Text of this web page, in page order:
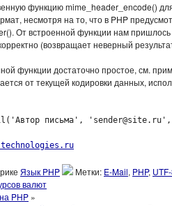
функцию mime_header_encode()
несмотря на то, что в PHP
От встроенной функции нам пришлось
(возвращает неверный
функции достаточно простое, см.
от текущей кодировки данных,
письма',
Язык PHP Метки: E-Mail, PHP,
валют
PHP »